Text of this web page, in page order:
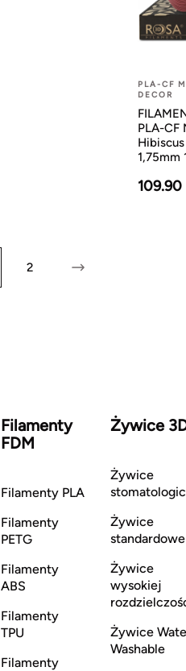
PLA-CF
DECOR
PLA-CF
1,75mm
109.90
2
Filamenty
FDM
Filamenty PLA
Filamenty
PETG
Filamenty
ABS
Filamenty
TPU
Filamenty
Żywice
Żywice
Żywice
standardowe
Żywice
wysokiej
Żywice
Washable